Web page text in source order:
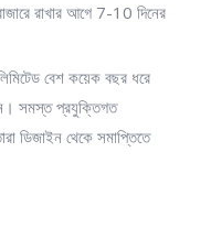
রাখার আগে 7-10 দিনের
বেশ কয়েক বছর ধরে
সমস্ত প্রযুক্তিগত
ডিজাইন থেকে সমাপ্তিতে